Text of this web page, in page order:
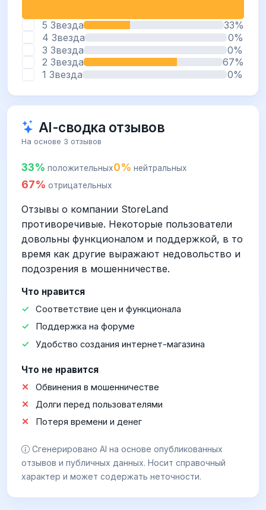
5 Звезда
33%
4 Звезда
0%
3 Звезда
0%
2 Звезда
67%
1 Звезда
0%
AI-сводка отзывов
На основе 3 отзывов
33% положительных0% нейтральных
67% отрицательных
Отзывы о компании StoreLand
противоречивые. Некоторые пользователи
довольны функционалом и поддержкой, в то
время как другие выражают недовольство и
подозрения в мошенничестве.
Что нравится
Соответствие цен и функционала
Поддержка на форуме
Удобство создания интернет-магазина
Что не нравится
Обвинения в мошенничестве
Долги перед пользователями
Потеря времени и денег
Сгенерировано AI на основе опубликованных
отзывов и публичных данных. Носит справочный
характер и может содержать неточности.